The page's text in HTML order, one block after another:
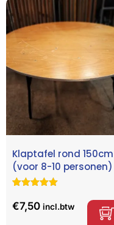
Klaptafel rond 150cm
(voor 8-10 personen)
5.00 op 5
gebaseerd
€7,50 incl.btw